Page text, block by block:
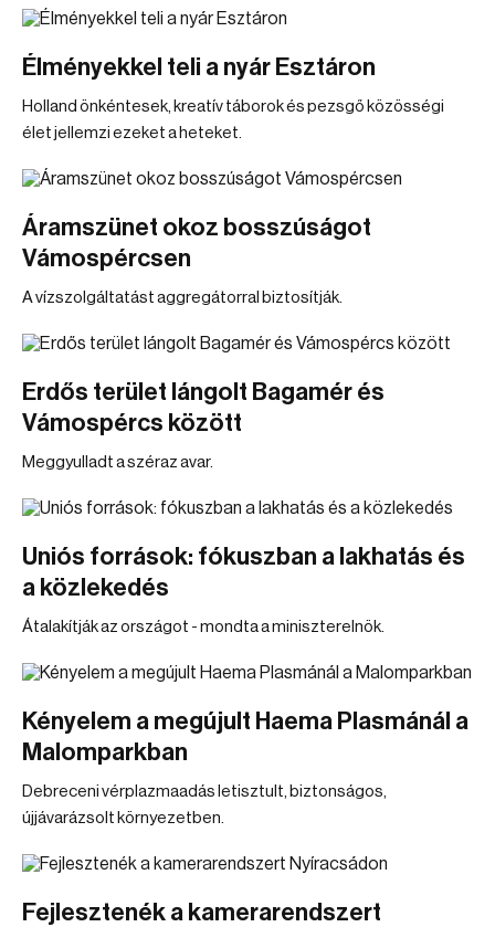
Élményekkel teli a nyár Esztáron
Holland önkéntesek, kreatív táborok és pezsgő közösségi
élet jellemzi ezeket a heteket.
Áramszünet okoz bosszúságot
Vámospércsen
A vízszolgáltatást aggregátorral biztosítják.
Erdős terület lángolt Bagamér és
Vámospércs között
Meggyulladt a széraz avar.
Uniós források: fókuszban a lakhatás és
a közlekedés
Átalakítják az országot - mondta a miniszterelnök.
Kényelem a megújult Haema Plasmánál a
Malomparkban
Debreceni vérplazmaadás letisztult, biztonságos,
újjávarázsolt környezetben.
Fejlesztenék a kamerarendszert